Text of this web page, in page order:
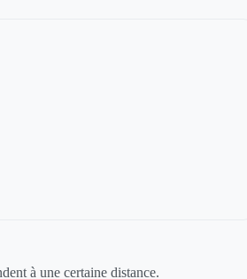
à une certaine distance.